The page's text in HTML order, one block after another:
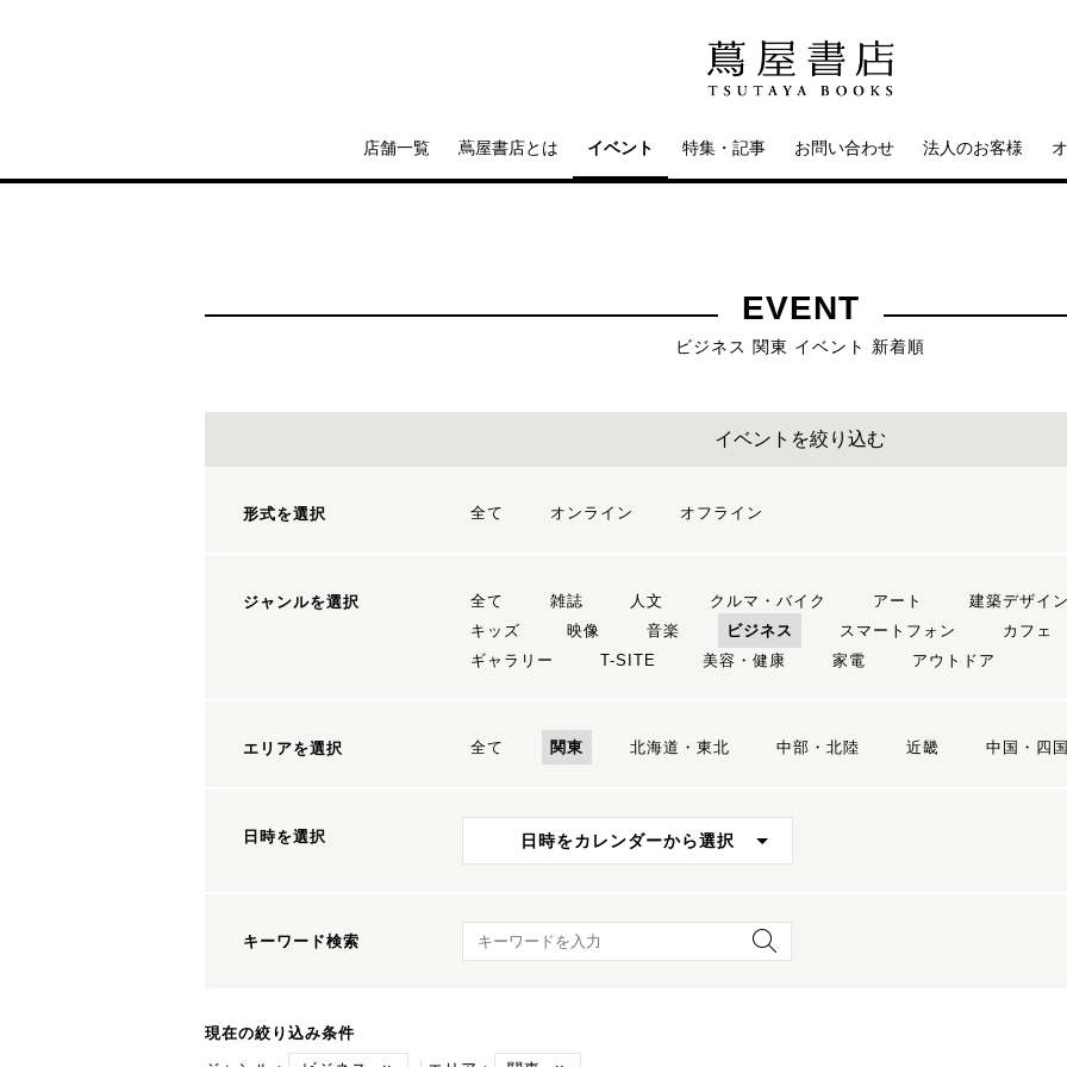
店舗一覧 蔦屋書店とは イベント 特集・記事 お問い合わせ 法人のお客様
EVENT
ビジネス 関東 イベント 新着順
イベントを絞り込む
形式を選択 全て オンライン オフライン
ジャンルを選択 全て 雑誌 人文 クルマ・バイク アート 建築デザイン
キッズ
映像 音楽 ビジネス スマートフォン カフェ
ギャラリー
T-SITE 美容・健康 家電 アウトドア
エリアを選択 全て 関東 北海道・東北 中部・北陸 近畿 中国・四国
日時を選択 日時をカレンダーから選択
キーワード検索 キーワード検索
現在の絞り込み条件